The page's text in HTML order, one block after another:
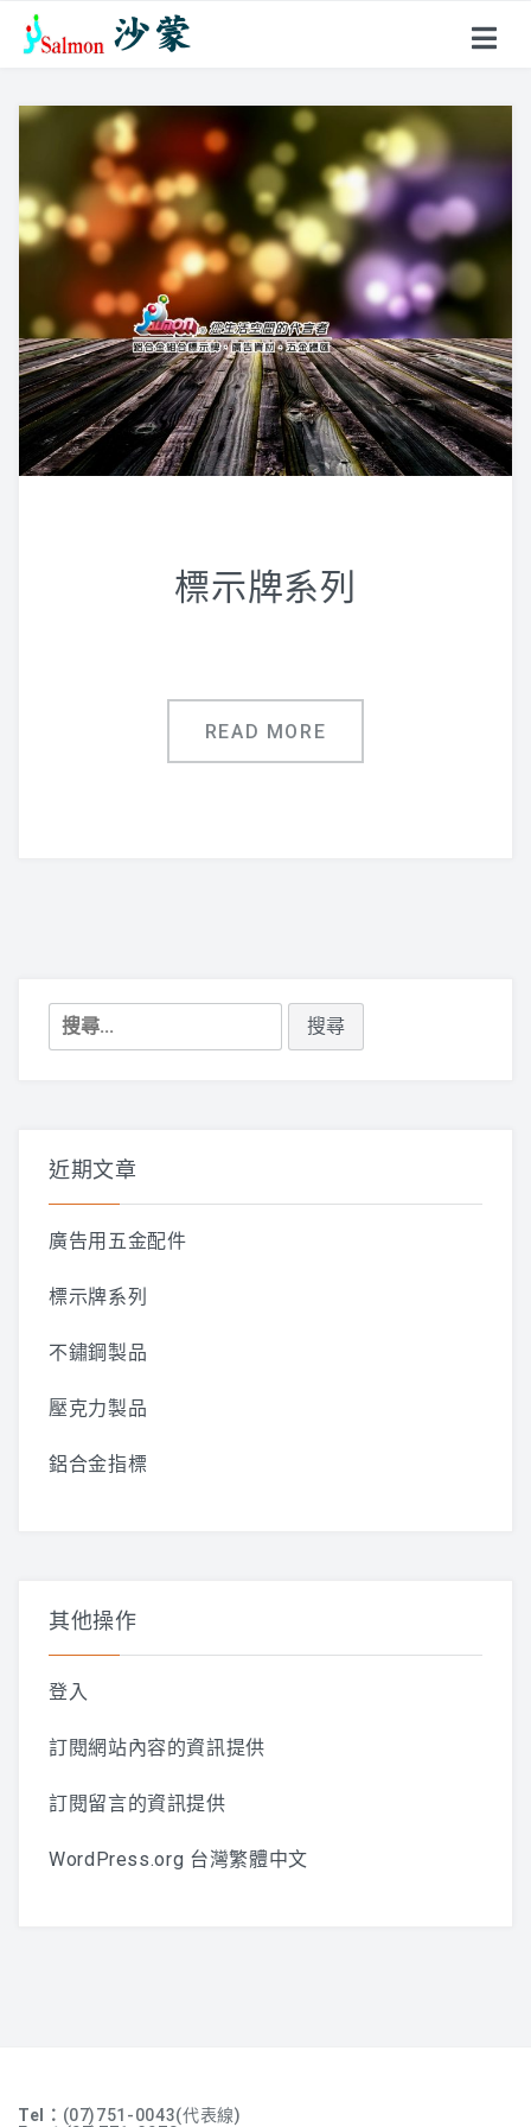
產品項目
戶外型指標
鋁合金名牌
超薄聚光燈
花架、燈箱
壓克力製品
標示牌系列
標示牌系列
READ MORE
搜
尋
近期文章
廣告用五金配件
標示牌系列
不鏽鋼製品
壓克力製品
鋁合金指標
其他操作
登入
訂閱網站內容的資訊提供
訂閱留言的資訊提供
WordPress.org 台灣繁體中文
Tel： (07)751-0043(代表線)